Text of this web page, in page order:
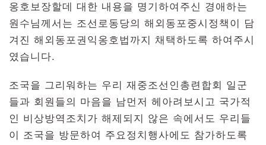
옹호보장할데 대한 내용을 명기하여주신 경애하는
원수님께서는 조선로동당의 해외동포중시정책이 담
겨진 해외동포권익옹호법까지 채택하도록 하여주시
였습니다.
조국을 그리워하는 우리 재중조선인총련합회 일군
들과 회원들의 마음을 남먼저 헤아려보시고 국가적
인 비상방역조치가 해제되지 않은 속에서도 우리들
이 조국을 방문하여 주요정치행사에도 참가하도록